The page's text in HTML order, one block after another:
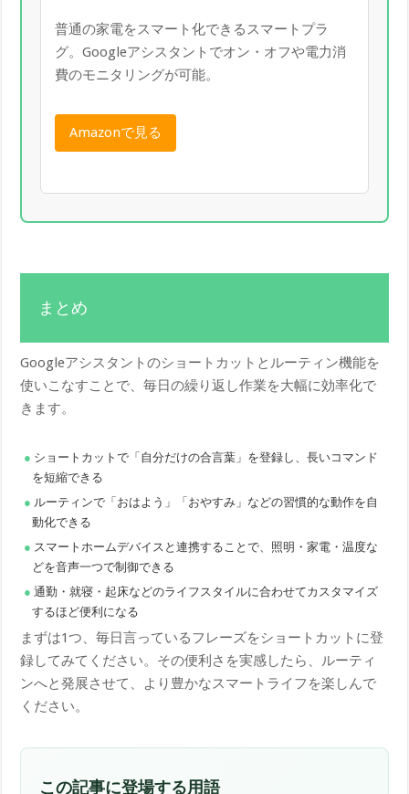
普通の家電をスマート化できるスマートプラ
グ。Googleアシスタントでオン・オフや電力消
費のモニタリングが可能。
Amazonで見る
まとめ
Googleアシスタントのショートカットとルーティン機能を
使いこなすことで、毎日の繰り返し作業を大幅に効率化で
きます。
ショートカットで「自分だけの合言葉」を登録し、長いコマンド
を短縮できる
ルーティンで「おはよう」「おやすみ」などの習慣的な動作を自
動化できる
スマートホームデバイスと連携することで、照明・家電・温度な
どを音声一つで制御できる
通勤・就寝・起床などのライフスタイルに合わせてカスタマイズ
するほど便利になる
まずは1つ、毎日言っているフレーズをショートカットに登
録してみてください。その便利さを実感したら、ルーティ
ンへと発展させて、より豊かなスマートライフを楽しんで
ください。
この記事に登場する用語